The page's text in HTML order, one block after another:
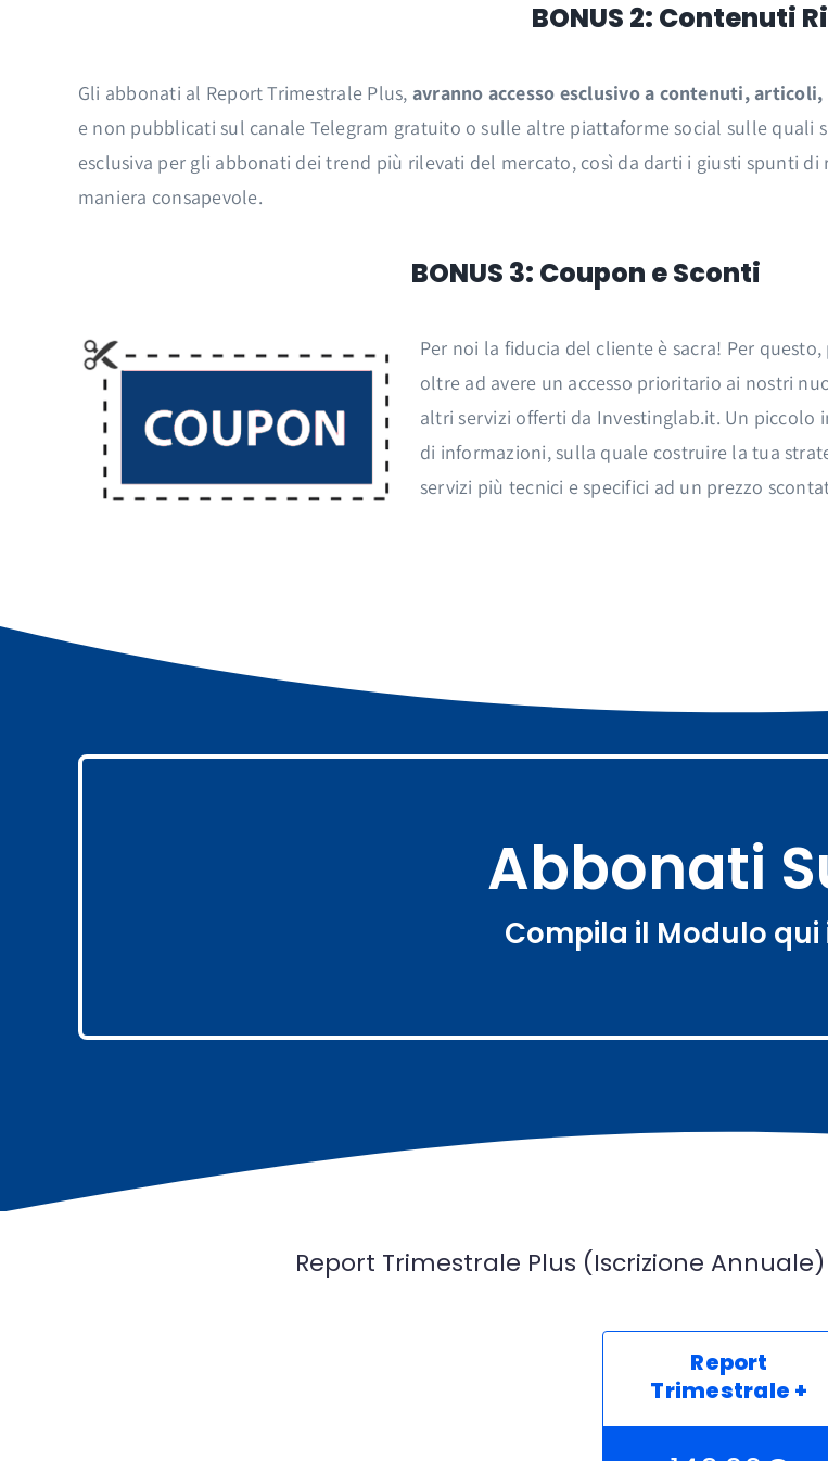
BONUS 2: Contenuti
Gli abbonati al Report Trimestrale Plus, avranno accesso esclusivo a contenuti,
e non pubblicati sul canale Telegram gratuito o sulle altre piattaforme social sulle quali
esclusiva per gli abbonati dei trend più rilevati del mercato, così da darti i giusti spunti di
maniera consapevole.
BONUS 3: Coupon e Sconti
Per noi la fiducia del cliente è sacra! Per
oltre ad avere un accesso prioritario ai nostri
altri servizi offerti da Investinglab.it. Un piccolo
di informazioni, sulla quale costruire la tua
servizi più tecnici e specifici ad un prezzo
Abbonati
Compila il Modulo qui
Report Trimestrale Plus (Iscrizione Annuale)
Report
Trimestrale +